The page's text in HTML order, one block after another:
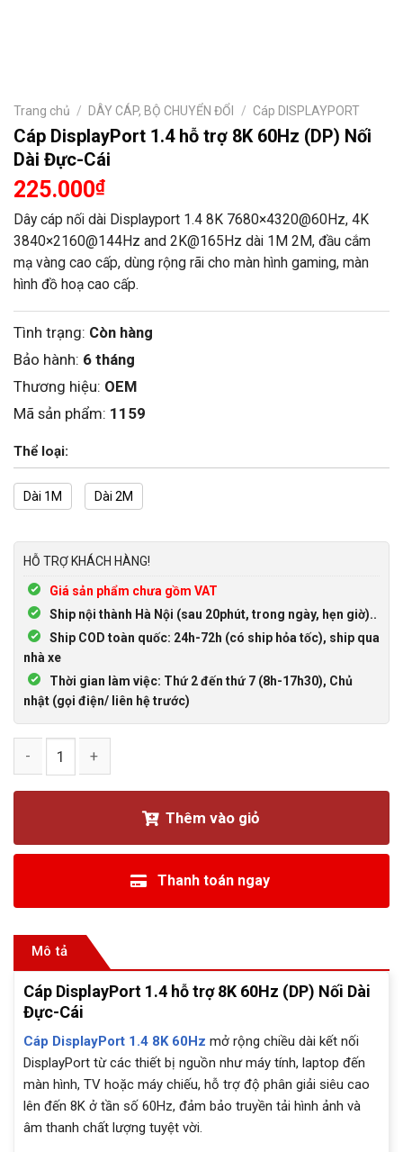
Trang chủ / DÂY CÁP, BỘ CHUYỂN ĐỔI / Cáp DISPLAYPORT
Cáp DisplayPort 1.4 hỗ trợ 8K 60Hz (DP) Nối
Dài Đực-Cái
225.000₫
Dây cáp nối dài Displayport 1.4 8K 7680×4320@60Hz, 4K
3840×2160@144Hz and 2K@165Hz dài 1M 2M, đầu cắm
mạ vàng cao cấp, dùng rộng rãi cho màn hình gaming, màn
hình đồ hoạ cao cấp.
Tình trạng: Còn hàng
Bảo hành: 6 tháng
Thương hiệu: OEM
Mã sản phẩm: 1159
Thể loại:
Dài 1M Dài 2M
HỖ TRỢ KHÁCH HÀNG!
Giá sản phẩm chưa gồm VAT
Ship nội thành Hà Nội (sau 20phút, trong ngày, hẹn giờ)..
Ship COD toàn quốc: 24h-72h (có ship hỏa tốc), ship qua
nhà xe
Thời gian làm việc: Thứ 2 đến thứ 7 (8h-17h30), Chủ
nhật (gọi điện/ liên hệ trước)
Thêm vào giỏ
Thanh toán ngay
Mô tả
Cáp DisplayPort 1.4 hỗ trợ 8K 60Hz (DP) Nối Dài
Đực-Cái
Cáp DisplayPort 1.4 8K 60Hz mở rộng chiều dài kết nối
DisplayPort từ các thiết bị nguồn như máy tính, laptop đến
màn hình, TV hoặc máy chiếu, hỗ trợ độ phân giải siêu cao
lên đến 8K ở tần số 60Hz, đảm bảo truyền tải hình ảnh và
âm thanh chất lượng tuyệt vời.